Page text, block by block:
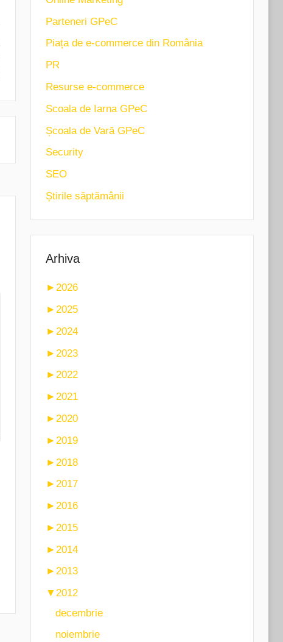
Parteneri GPeC
Piața de e-commerce din România
PR
Resurse e-commerce
Scoala de Iarna GPeC
Școala de Vară GPeC
Security
SEO
Știrile săptămânii
Arhiva
► 2026
► 2025
► 2024
► 2023
► 2022
► 2021
► 2020
► 2019
► 2018
► 2017
► 2016
► 2015
► 2014
► 2013
▼2012
decembrie
noiembrie